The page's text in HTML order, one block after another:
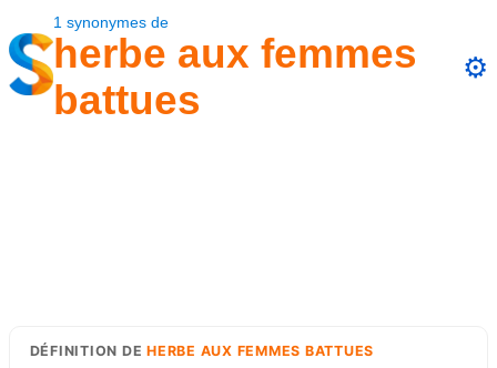
1 synonymes de
herbe aux femmes
battues
⚙️
DÉFINITION DEHERBE AUX FEMMES BATTUES